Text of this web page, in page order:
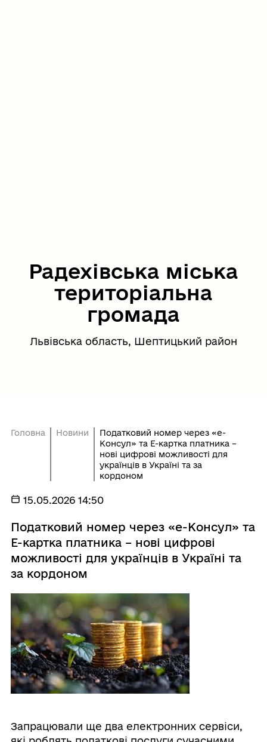
Радехівська міська
територіальна
громада
Львівська область, Шептицький район
Головна Новини
Податковий номер через «е-
Консул» та Е-картка платника –
нові цифрові можливості для
українців в Україні та за
кордоном
15.05.2026 14:50
Податковий номер через «е-Консул» та
Е-картка платника – нові цифрові
можливості для українців в Україні та
за кордоном
Запрацювали ще два електронних сервіси,